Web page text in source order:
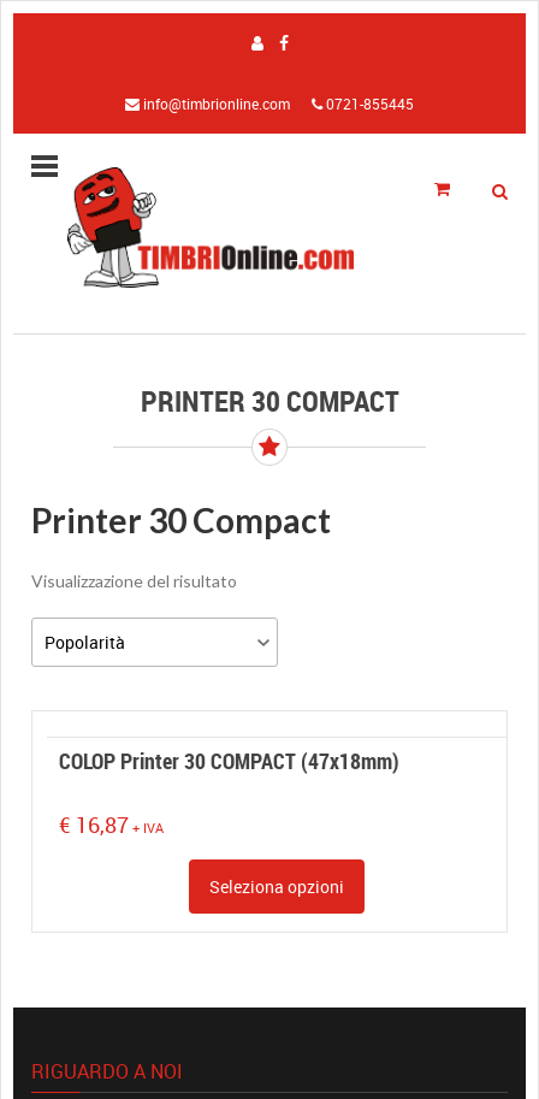
info@timbrionline.com 0721-855445
PRINTER 30 COMPACT
Printer 30 Compact
Visualizzazione del risultato
COLOP Printer 30 COMPACT (47x18mm)
€ 16,87 + IVA
Seleziona opzioni
RIGUARDO A NOI